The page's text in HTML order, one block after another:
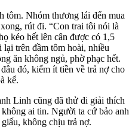
tôm. Nhóm thương lái đến mua
rút đi. “Con trai tôi nói là
kéo hết lên cân được có 1,5
trên đầm tôm hoài, nhiều
ăn không ngủ, phờ phạc hết.
đó, kiếm ít tiền về trả nợ cho
kể.
Linh cũng đã thử đi giải thích
ai tin. Người ta cứ bảo anh
không chịu trả nợ.